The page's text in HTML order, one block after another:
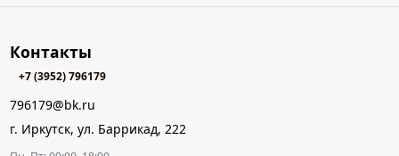
Контакты
+7 (3952) 796179
796179@bk.ru
г. Иркутск, ул. Баррикад, 222